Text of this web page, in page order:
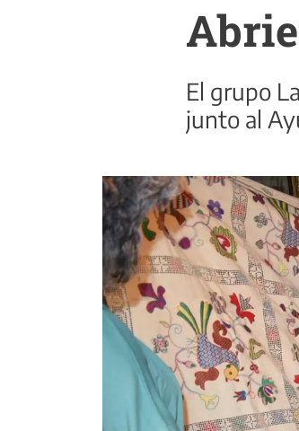
El grupo
junto al